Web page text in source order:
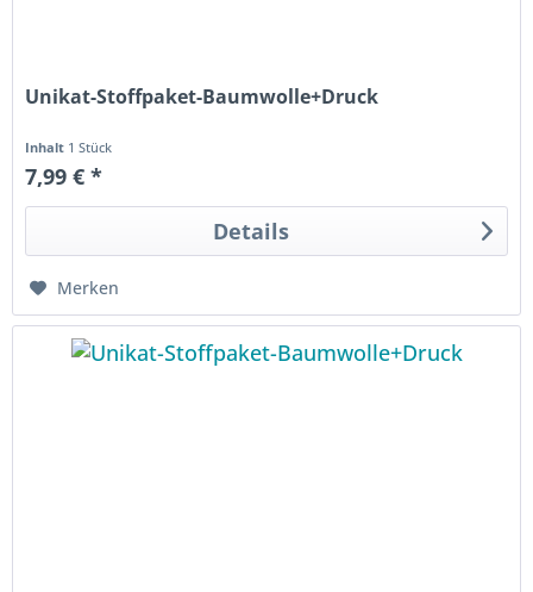
Unikat-Stoffpaket-Baumwolle+Druck
Inhalt 1 Stück
7,99 € *
Details
Merken